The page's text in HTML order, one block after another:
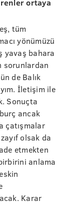
ortaya
tüm
yönümüzü
yavaş bahara
sorunlardan
de Balık
İletişim ile
Sonuçta
ancak
çatışmalar
olsak da
etmekten
anlama
Karar